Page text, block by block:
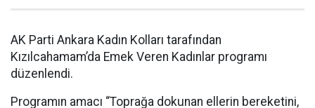
AK Parti Ankara Kadın Kolları tarafından
Kızılcahamam’da Emek Veren Kadınlar programı
düzenlendi.
Programın amacı “Toprağa dokunan ellerin bereketini,